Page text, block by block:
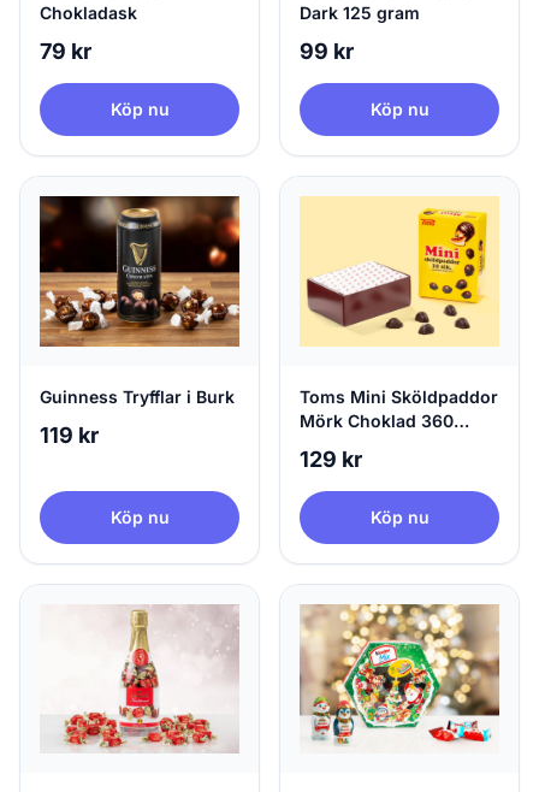
Chokladask
79 kr
Köp nu
Dark 125 gram
99 kr
Köp nu
Guinness Tryfflar i Burk
119 kr
Köp nu
Toms Mini Sköldpaddor
Mörk Choklad 360
129 kr
Köp nu